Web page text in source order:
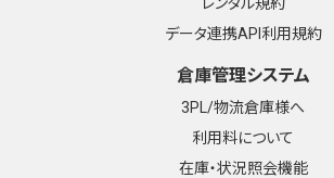
データ連携API利用規約
倉庫管理システム
3PL/物流倉庫様へ
利用料について
在庫・状況照会機能